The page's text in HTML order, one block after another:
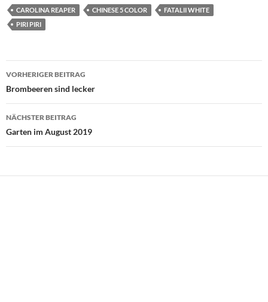
CAROLINA REAPER CHINESE 5 COLOR
FATALII WHITE
PIRI PIRI
Beitragsnavigation
VORHERIGER BEITRAG
Brombeeren sind lecker
NÄCHSTER BEITRAG
Garten im August 2019